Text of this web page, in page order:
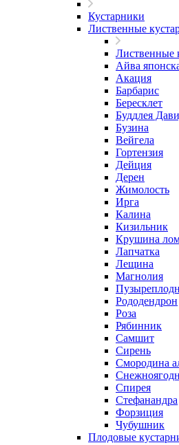
Кустарники
Лиственные
Лиственные
Айва
Акация
Барбарис
Бересклет
Буддлея
Бузина
Вейгела
Гортензия
Дейция
Дерен
Жимолость
Ирга
Калина
Кизильник
Крушина
Лапчатка
Лещина
Магнолия
Рододендрон
Роза
Рябинник
Самшит
Сирень
Смородина
Спирея
Стефанандра
Форзиция
Чубушник
Плодовые